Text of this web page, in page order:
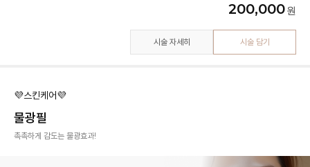
200,000
시술 자세히 시술 담기
💜스킨케어💜
물광필
촉촉하게 감도는 물광효과!